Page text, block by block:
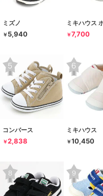
ミズノ
￥ 5,940 ￥7,700
コンバース
￥2,838
ミキハウス
￥10,450